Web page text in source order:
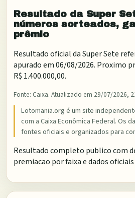
Resultado da Super
números sorteados,
prêmio
Resultado oficial daSuper Sete
apurado em06/08/2026. Proximo
R$ 1.400.000,00.
Fonte: Caixa. Atualizado em 29/07/2026,
Lotomania.org é um site
com a Caixa Econômica Federal. Os
fontes oficiais e organizados para
Resultado completo publico com
premiacao por faixa e dados oficiais